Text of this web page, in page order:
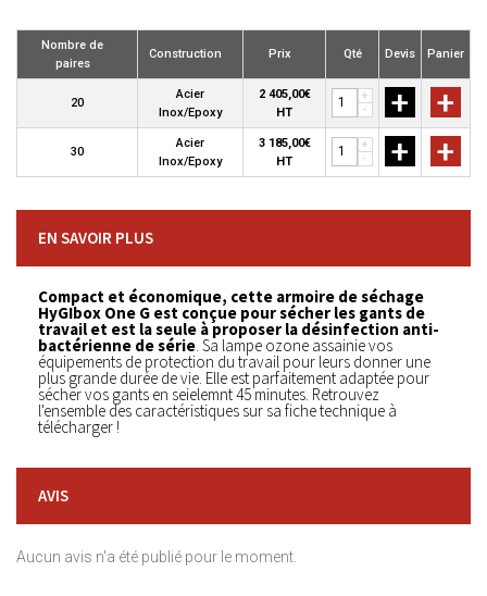
Nombre de
paires
Construction Prix Qté Devis Panier
20
Acier
Inox/Epoxy
2 405,00€
HT
+
-
+ +
30
Acier
Inox/Epoxy
3 185,00€
HT
+
-
+ +
EN SAVOIR PLUS
Compact et économique, cette armoire de séchage
HyGIbox One G est conçue pour sécher les gants de
travail et est la seule à proposer la désinfection anti-
bactérienne de série. Sa lampe ozone assainie vos
équipements de protection du travail pour leurs donner une
plus grande durée de vie. Elle est parfaitement adaptée pour
sécher vos gants en seielemnt 45 minutes. Retrouvez
l'ensemble des caractéristiques sur sa fiche technique à
télécharger !
AVIS
Aucun avis n'a été publié pour le moment.